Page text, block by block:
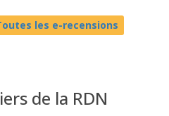
les e-recensions
de la RDN